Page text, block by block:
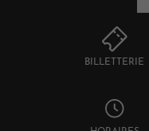
BILLETTERIE